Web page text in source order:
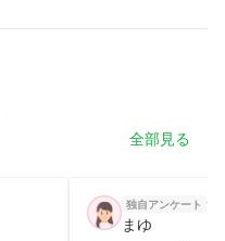
全部見る
独自アンケート 女
まゆ